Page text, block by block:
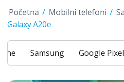
Početna / Mobilni telefoni /
Galaxy A20e
Samsung Google Pixel